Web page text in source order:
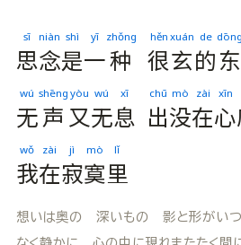
思
sī
念
niàn
是
shì
一
yī
种
zhǒng
很
hěn
玄
xuán
的
de
东
dōng
无
wú
声
shēng
又
yòu
无
wú
息
xī
出
chū
没
mò
在
zài
心
xīn
我
wǒ
在
zài
寂
jì
寞
mò
里
lǐ
想いは奥の 深いもの 影と形がいつ